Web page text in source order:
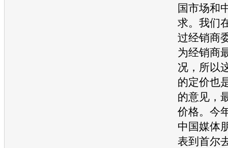
国市场和
求。我们
过经销商
为经销商
况，所以
的定价也
的意见，
价格。今
中国媒体
表到首尔